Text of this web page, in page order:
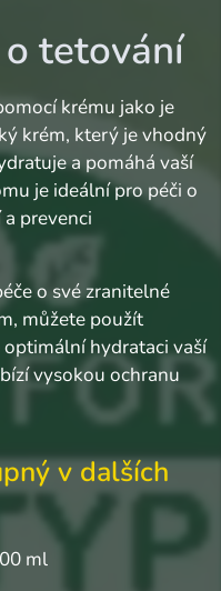
tetování
krému jako je
krém, který je vhodný
a pomáhá vaší
je ideální pro péči o
prevenci
o své zranitelné
můžete použít
hydrataci vaší
vysokou ochranu
v dalších
ml